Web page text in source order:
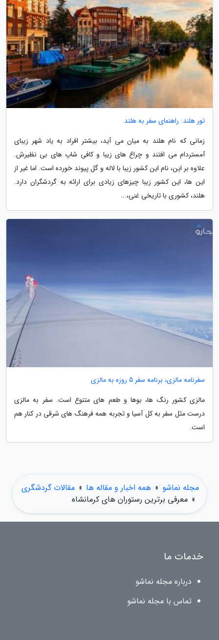
تور هلند: راهنمای سفر به هلند
زمانی که نام هلند به میان می آید، بیشتر افراد به یاد شهر زیبای
آمستردام می افتند و چراغ های زیبا و کافی شاپ های بی نظیرش.
علاوه بر این، نام این کشور زیبا با لاله و گل پیوند خورده است. اما غیر از
این ها، این کشور زیبا چیزهای زیادی برای ارائه به گردشگران دارد.
هلند، کشوری با تاریخی غنی،...
سفرنامه مالزی، برنامه سفر 5 روزه به مالزی
مالزی کشور رنگ ها، بوها و طعم های متنوع است. سفر به مالزی
درست مثل سفر به کل آسیا و تجربه همه فرهنگ های شرقی در کنار هم
است.
مجله نماشو » همه اخبار و مقاله ها » مقالات گردشگری
» معرفی برترین رستوران های کرمانشاه
خدمات ما
درباره مجله نماشو
تماس با مجله نماشو